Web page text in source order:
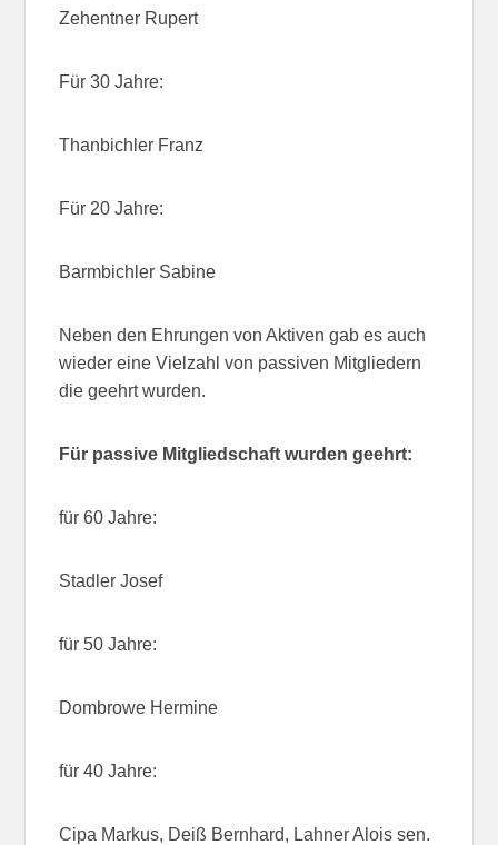
Zehentner Rupert
Für 30 Jahre:
Thanbichler Franz
Für 20 Jahre:
Barmbichler Sabine
Neben den Ehrungen von Aktiven gab es auch
wieder eine Vielzahl von passiven Mitgliedern
die geehrt wurden.
Für passive Mitgliedschaft wurden geehrt:
für 60 Jahre:
Stadler Josef
für 50 Jahre:
Dombrowe Hermine
für 40 Jahre:
Cipa Markus, Deiß Bernhard, Lahner Alois sen.